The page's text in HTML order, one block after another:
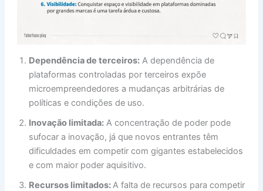
Dependência de terceiros: A dependência de
plataformas controladas por terceiros expõe
microempreendedores a mudanças arbitrárias de
políticas e condições de uso.
Inovação limitada: A concentração de poder pode
sufocar a inovação, já que novos entrantes têm
dificuldades em competir com gigantes estabelecidos
e com maior poder aquisitivo.
Recursos limitados:A falta de recursos para competir